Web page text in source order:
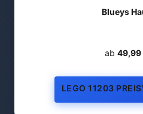
Blueys
ab 49,99
LEGO 11203